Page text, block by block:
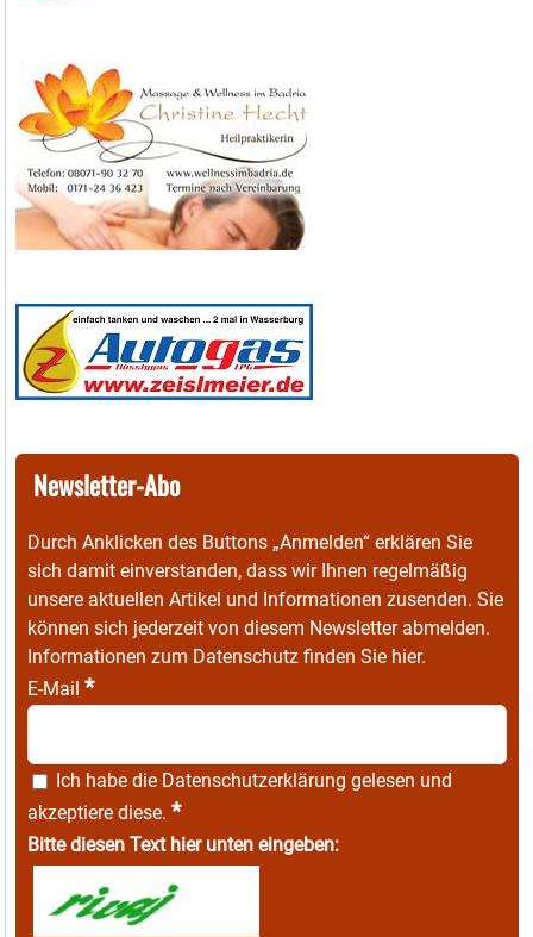
Newsletter-Abo
Durch Anklicken des Buttons „Anmelden“ erklären Sie
sich damit einverstanden, dass wir Ihnen regelmäßig
unsere aktuellen Artikel und Informationen zusenden. Sie
können sich jederzeit von diesem Newsletter abmelden.
Informationen zum Datenschutz finden Sie hier.
E-Mail *
Ich habe die Datenschutzerklärung gelesen und
akzeptiere diese. *
Bitte diesen Text hier unten eingeben: